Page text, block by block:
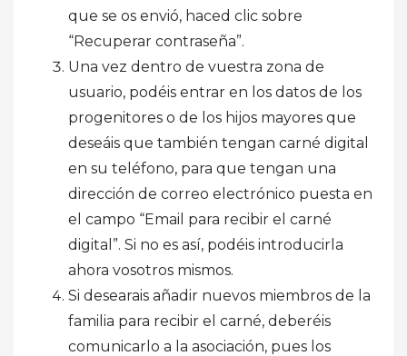
que se os envió, haced clic sobre
“Recuperar contraseña”.
Una vez dentro de vuestra zona de
usuario, podéis entrar en los datos de los
progenitores o de los hijos mayores que
deseáis que también tengan carné digital
en su teléfono, para que tengan una
dirección de correo electrónico puesta en
el campo “Email para recibir el carné
digital”. Si no es así, podéis introducirla
ahora vosotros mismos.
Si desearais añadir nuevos miembros de la
familia para recibir el carné, deberéis
comunicarlo a la asociación, pues los